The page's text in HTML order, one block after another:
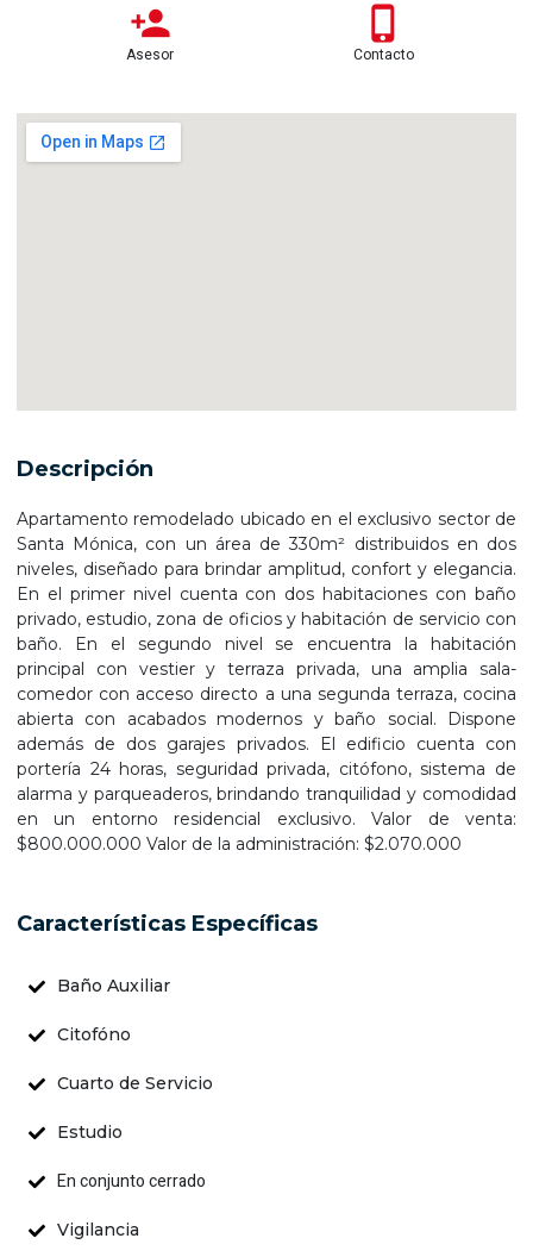
Asesor Contacto
Descripción
Apartamento remodelado ubicado en el exclusivo sector de
Santa Mónica, con un área de 330m² distribuidos en dos
niveles, diseñado para brindar amplitud, confort y elegancia.
En el primer nivel cuenta con dos habitaciones con baño
privado, estudio, zona de oficios y habitación de servicio con
baño. En el segundo nivel se encuentra la habitación
principal con vestier y terraza privada, una amplia sala-
comedor con acceso directo a una segunda terraza, cocina
abierta con acabados modernos y baño social. Dispone
además de dos garajes privados. El edificio cuenta con
portería 24 horas, seguridad privada, citófono, sistema de
alarma y parqueaderos, brindando tranquilidad y comodidad
en un entorno residencial exclusivo. Valor de venta:
$800.000.000 Valor de la administración: $2.070.000
Características Específicas
Baño Auxiliar
Citofóno
Cuarto de Servicio
Estudio
En conjunto cerrado
Vigilancia